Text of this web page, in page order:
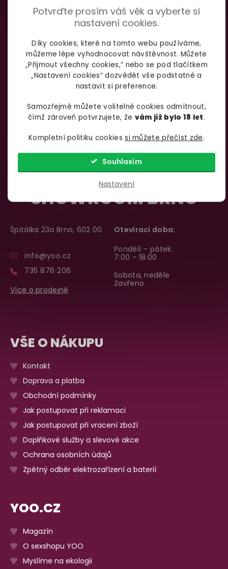
Potvrďte prosím váš věk a vyberte si
nastavení cookies.
Díky cookies, které na tomto webu používáme,
můžeme lépe vyhodnocovat návštěvnost. Můžete
„Přijmout všechny cookies,“ nebo se pod tlačítkem
„Nastavení cookies“ dozvědět vše podstatné a
nastavit si preference.
Samozřejmě můžete volitelné cookies odmítnout,
čímž zároveň potvrzujete, že vám již bylo 18 let.
Kompletní politiku cookiessi můžete přečíst zde.
Nastavení
Souhlasím
SHOWROOM BRNO
Špitálka 23a Brno, 602 00
info@yoo.cz
735 876 206
Více o prodejně
Otevírací doba:
Pondělí – pátek:
7:00 – 18:00
Sobota, neděle
Zavřeno
VŠE O NÁKUPU
Kontakt
Doprava a platba
Obchodní podmínky
Jak postupovat při reklamaci
Jak postupovat při vracení zboží
Doplňkové služby a slevové akce
Ochrana osobních údajů
Zpětný odběr elektrozařízení a baterií
YOO.CZ
Magazín
O sexshopu YOO
Myslíme na ekologii